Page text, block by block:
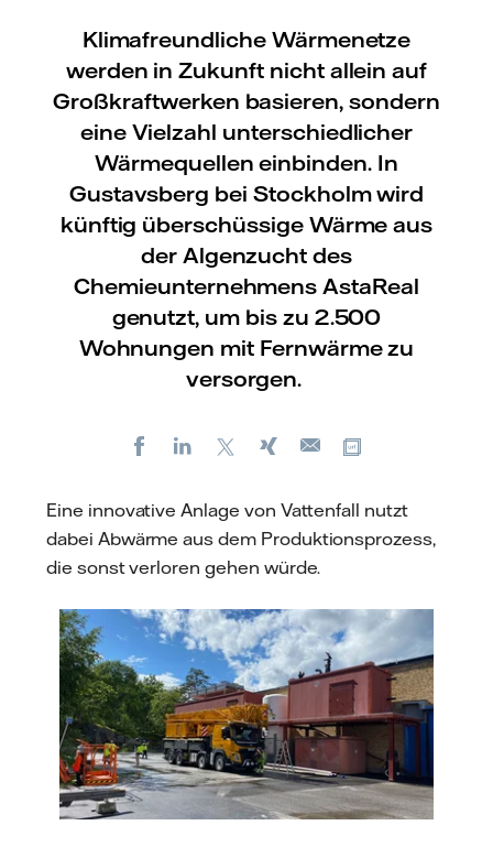
Klimafreundliche Wärmenetze
werden in Zukunft nicht allein auf
Großkraftwerken basieren, sondern
eine Vielzahl unterschiedlicher
Wärmequellen einbinden. In
Gustavsberg bei Stockholm wird
künftig überschüssige Wärme aus
der Algenzucht des
Chemieunternehmens AstaReal
genutzt, um bis zu 2.500
Wohnungen mit Fernwärme zu
versorgen.
FacebookLinkedIn Xing
E-
Eine innovative Anlage von Vattenfall nutzt
dabei Abwärme aus dem Produktionsprozess,
die sonst verloren gehen würde.